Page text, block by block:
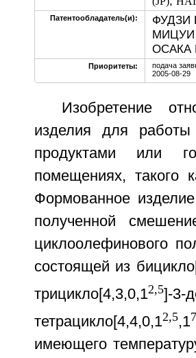
Патентообладатель(и):
ФУДЗИ
МИЦУИ
ОСАКА
Приоритеты:
подача
2005-08-29
Изобретение
изделия для
продуктами или
помещениях, такого
Формованное
полученной
циклоолефинового
состоящей из
трицикло[4,3,0,12,5]-3-
тетрацикло[4,4,0,12,5,1
имеющего